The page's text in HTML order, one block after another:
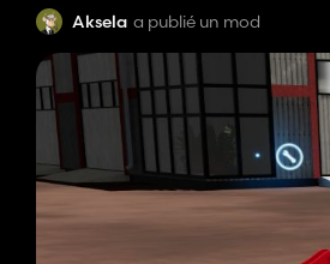
Aksela a publié un mod